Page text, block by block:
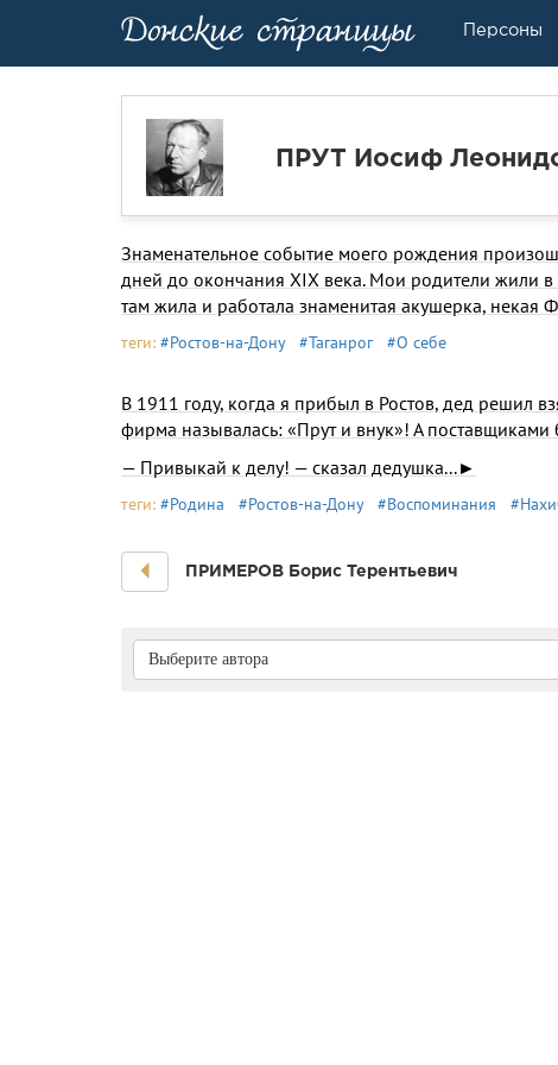
Персоны
ПРУТ Иосиф
Знаменательное событие моего рождения
дней до окончания XIX века. Мои родители жили в
там жила и работала знаменитая акушерка, некая
теги: #Ростов-на-Дону #Таганрог #О себе
В 1911 году, когда я прибыл в Ростов, дед решил
фирма называлась: «Прут и внук»! А
— Привыкай к делу! — сказал дедушка...►
теги: #Родина #Ростов-на-Дону #Воспоминания
ПРИМЕРОВ Боpис Теpентьевич
Выберите автора